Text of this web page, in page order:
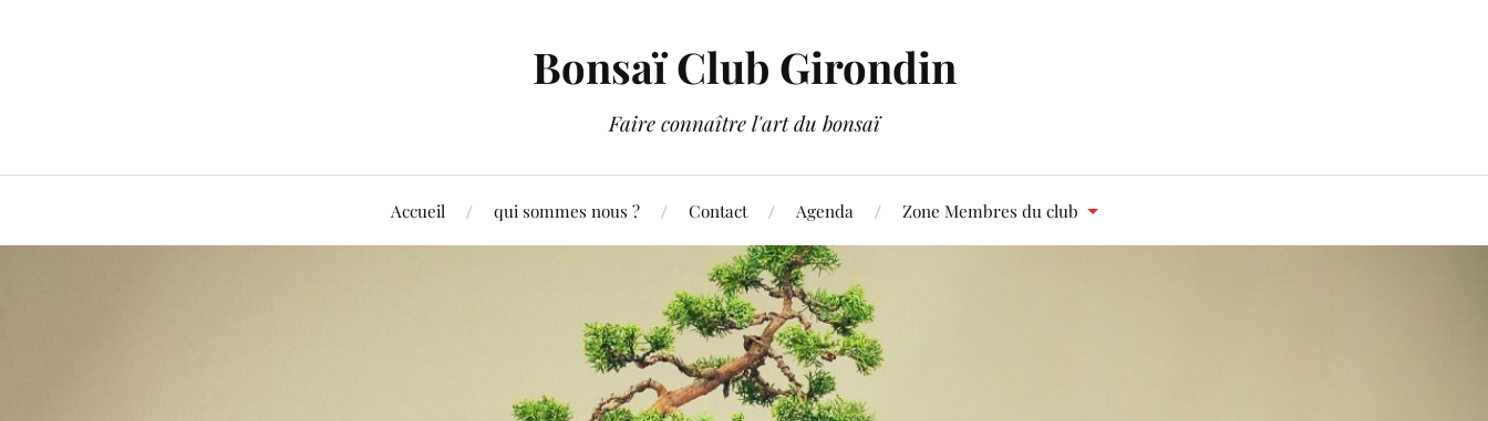
Bonsaï Club Girondin
Faire connaître l'art du bonsaï
Accueil qui sommes nous ? Contact Agenda Zone Membres du club